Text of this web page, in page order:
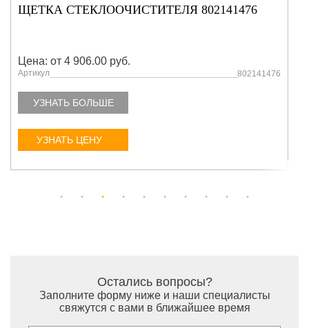
802141476
906.00 руб.
БОЛЬШЕ
ЦЕНУ
Артикул
Остались вопросы?
Заполните форму ниже и наши специалисты
свяжутся с вами в ближайшее время